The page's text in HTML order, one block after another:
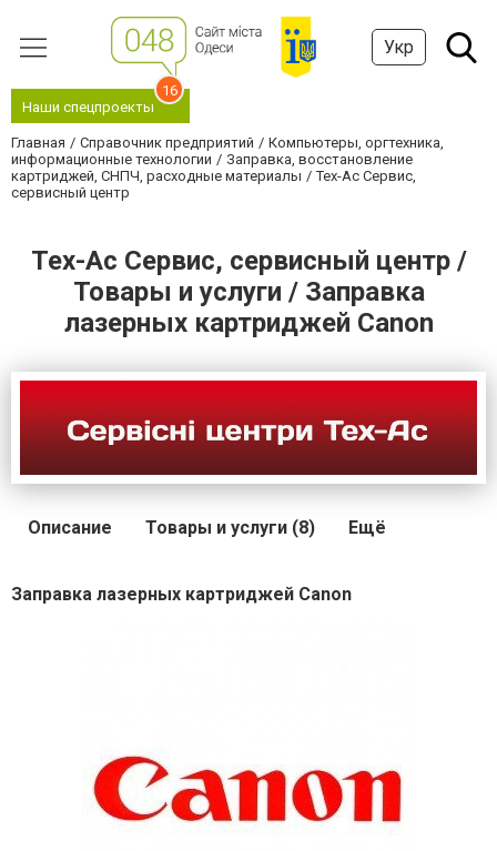
Укр
Наши спецпроекты
16
Главная Справочник предприятий
Компьютеры, оргтехника,
информационные технологии
Заправка, восстановление
картриджей, СНПЧ, расходные материалы
Тех-Ас Сервис,
сервисный центр
Тех-Ас Сервис, сервисный центр /
Товары и услуги / Заправка
лазерных картриджей Canon
Описание Товары и услуги (8) Ещё
Заправка лазерных картриджей Canon